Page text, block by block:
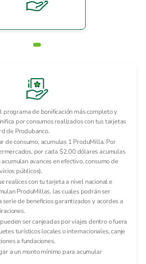
programa de bonificación más completo y
por consumos realizados con tus tarjetas
de Produbanco.
de consumo, acumulas 1 ProduMilla. Por
por cada $2.00 dólares acumulas
avances en efectivo, consumo de
públicos).
realices con tu tarjeta a nivel nacional e
ProduMillas, las cuales podrán ser
serie de beneficios garantizados y acordes a
ser canjeadas por viajes dentro o fuera
turísticos locales o internacionales, canje
a fundaciones.
a un monto mínimo para acumular